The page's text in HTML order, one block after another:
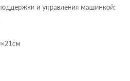
и управления машинкой: